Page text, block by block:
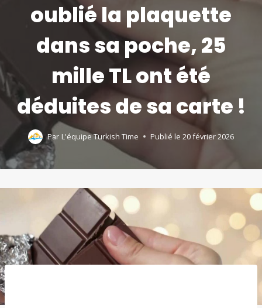
oublié la plaquette
dans sa poche, 25
mille TL ont été
déduites de sa carte !
Par L'équipe Turkish Time Publié le 20 février 2026